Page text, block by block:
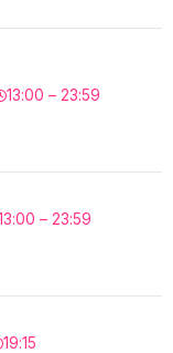
13:00 – 23:59
– 23:59
19:15